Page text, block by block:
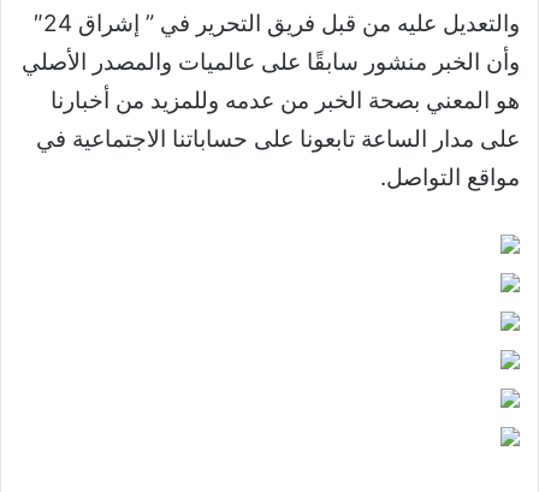
والتعديل عليه من قبل فريق التحرير في ” إشراق 24″
وأن الخبر منشور سابقًا على عالميات والمصدر الأصلي
هو المعني بصحة الخبر من عدمه وللمزيد من أخبارنا
على مدار الساعة تابعونا على حساباتنا الاجتماعية في
مواقع التواصل.